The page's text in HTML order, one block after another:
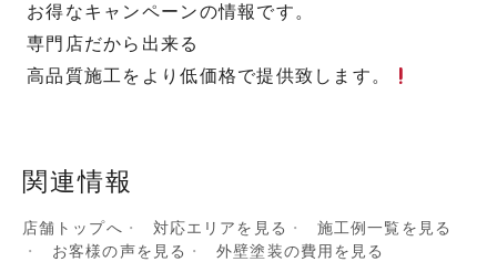
お得なキャンペーンの情報です。
専門店だから出来る
高品質施工をより低価格で提供致します。
関連情報
店舗トップへ 対応エリアを見る
施工例一覧を見る
お客様の声を見る
外壁塗装の費用を見る